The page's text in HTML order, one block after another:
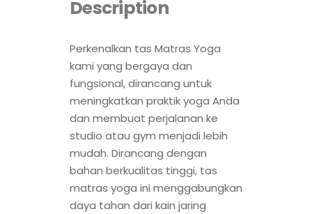
Description
Perkenalkan tas Matras Yoga
kami yang bergaya dan
fungsional, dirancang untuk
meningkatkan praktik yoga Anda
dan membuat perjalanan ke
studio atau gym menjadi lebih
mudah. Dirancang dengan
bahan berkualitas tinggi, tas
matras yoga ini menggabungkan
daya tahan dari kain jaring